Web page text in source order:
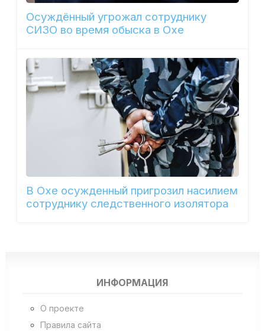
Осуждённый угрожал сотруднику
СИЗО во время обыска в Охе
В Охе осужденный пригрозил насилием
сотруднику следственного изолятора
ИНФОРМАЦИЯ
О проекте
Правила сайта